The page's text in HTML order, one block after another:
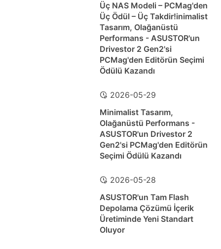
Üç NAS Modeli – PCMag'den
Üç Ödül – Üç Takdir!inimalist
Tasarım, Olağanüstü
Performans - ASUSTOR'un
Drivestor 2 Gen2'si
PCMag'den Editörün Seçimi
Ödülü Kazandı
2026-05-29
Minimalist Tasarım,
Olağanüstü Performans -
ASUSTOR'un Drivestor 2
Gen2'si PCMag'den Editörün
Seçimi Ödülü Kazandı
2026-05-28
ASUSTOR'un Tam Flash
Depolama Çözümü İçerik
Üretiminde Yeni Standart
Oluyor